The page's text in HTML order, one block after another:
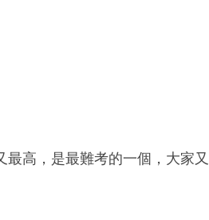
最高，是最難考的一個，大家